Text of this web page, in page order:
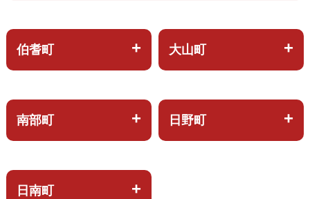
伯耆町 大山町
南部町 日野町
日南町